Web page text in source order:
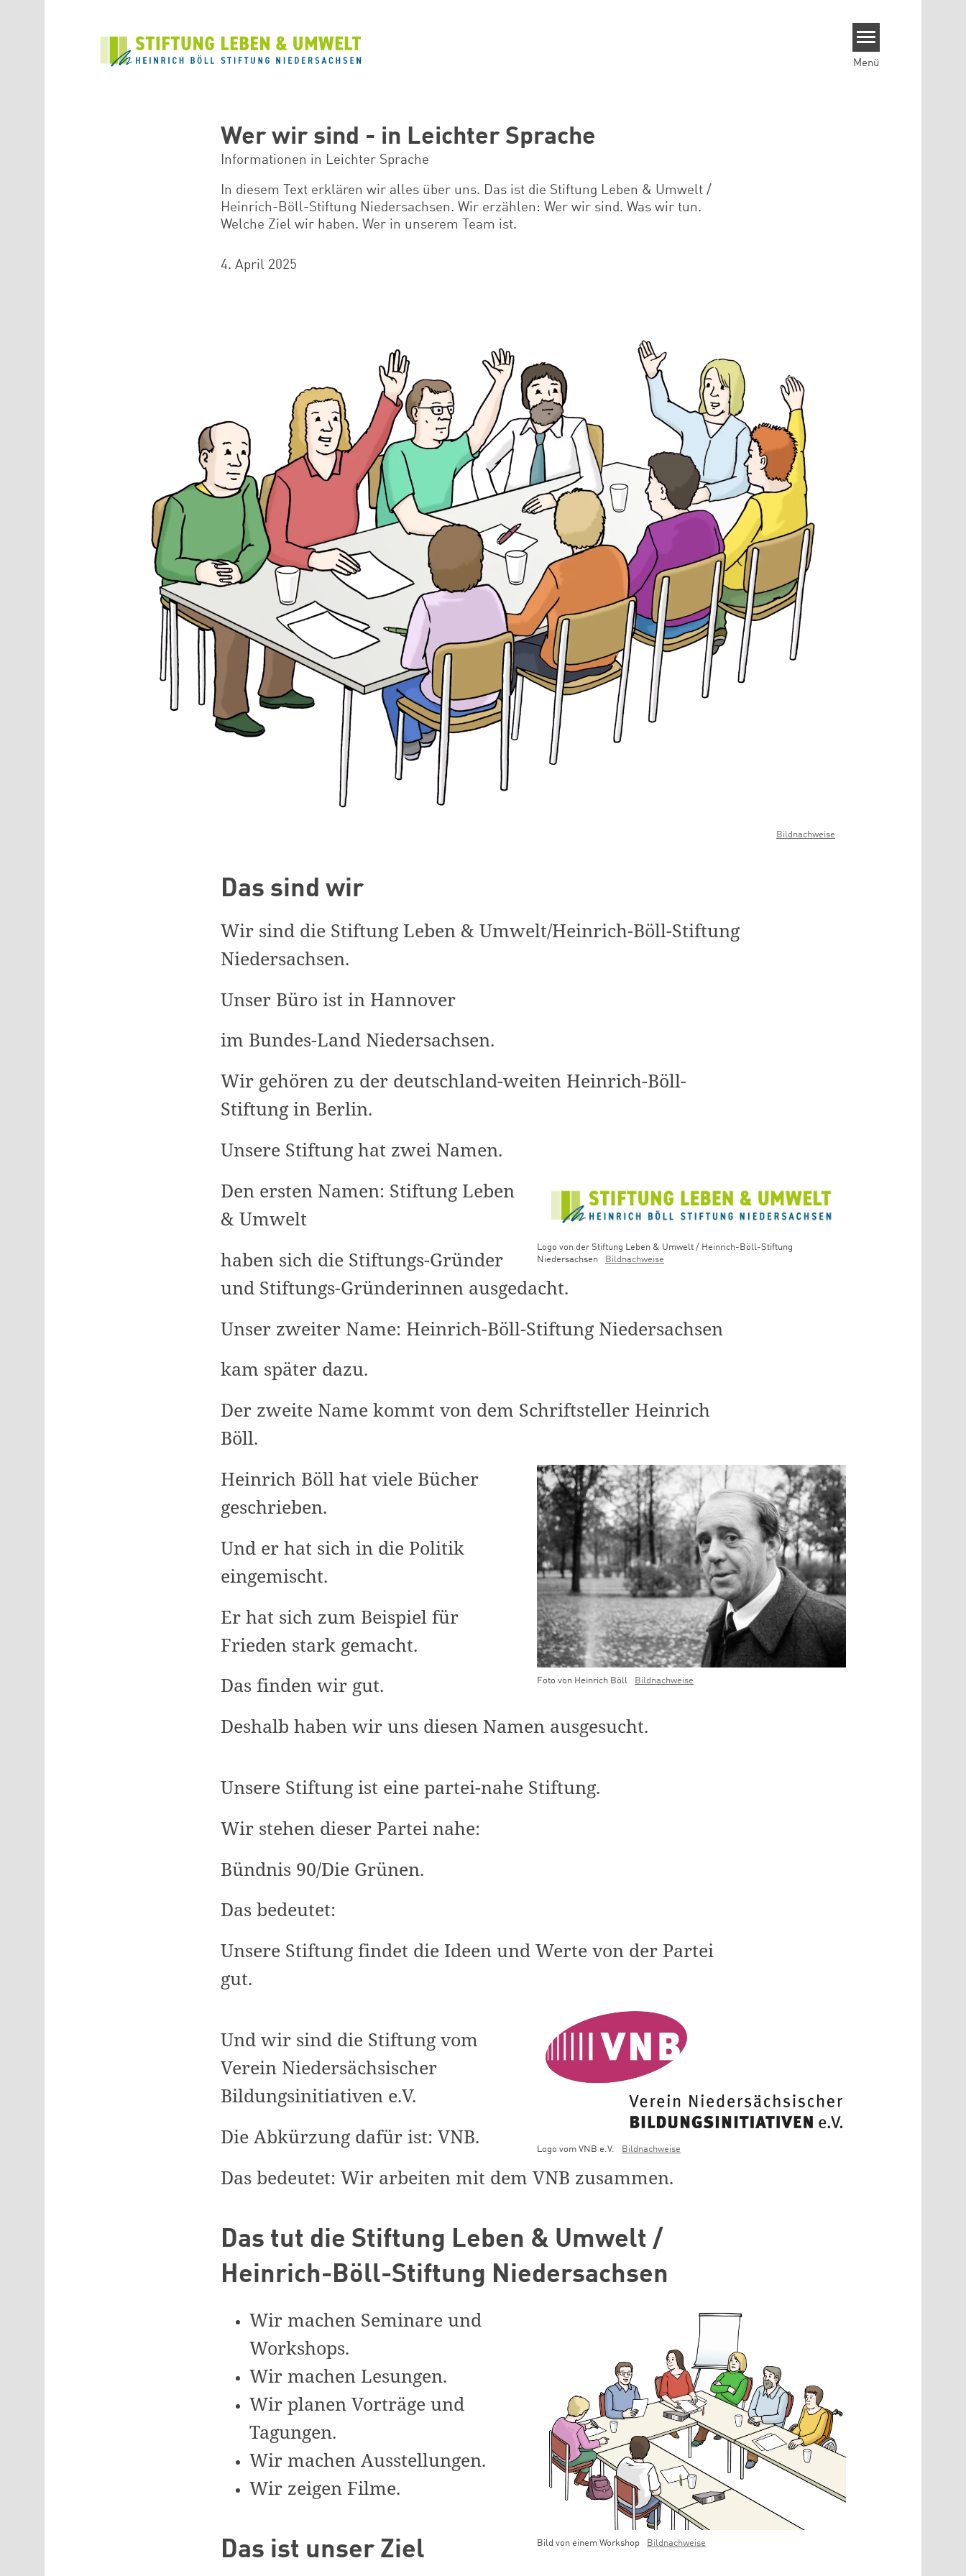
Menü
Wer wir sind - in Leichter Sprache
Informationen in Leichter Sprache
In diesem Text erklären wir alles über uns. Das ist die Stiftung Leben & Umwelt /
Heinrich-Böll-Stiftung Niedersachsen. Wir erzählen: Wer wir sind. Was wir tun.
Welche Ziel wir haben. Wer in unserem Team ist.
4. April 2025
Bildnachweise
Das sind wir
Wir sind die Stiftung Leben & Umwelt/Heinrich-Böll-Stiftung
Niedersachsen.
Unser Büro ist in Hannover
im Bundes-Land Niedersachsen.
Wir gehören zu der deutschland-weiten Heinrich-Böll-
Stiftung in Berlin.
Unsere Stiftung hat zwei Namen.
Logo von der Stiftung Leben & Umwelt / Heinrich-Böll-Stiftung
Niedersachsen
Bildnachweise
Den ersten Namen: Stiftung Leben
& Umwelt
haben sich die Stiftungs-Gründer
und Stiftungs-Gründerinnen ausgedacht.
Unser zweiter Name: Heinrich-Böll-Stiftung Niedersachsen
kam später dazu.
Der zweite Name kommt von dem Schriftsteller Heinrich
Böll.
Foto von Heinrich Böll Bildnachweise
Heinrich Böll hat viele Bücher
geschrieben.
Und er hat sich in die Politik
eingemischt.
Er hat sich zum Beispiel für
Frieden stark gemacht.
Das finden wir gut.
Deshalb haben wir uns diesen Namen ausgesucht.
Unsere Stiftung ist eine partei-nahe Stiftung.
Wir stehen dieser Partei nahe:
Bündnis 90/Die Grünen.
Das bedeutet:
Unsere Stiftung findet die Ideen und Werte von der Partei
gut.
Logo vom VNB e.V. Bildnachweise
Und wir sind die Stiftung vom
Verein Niedersächsischer
Bildungsinitiativen e.V.
Die Abkürzung dafür ist: VNB.
Das bedeutet: Wir arbeiten mit dem VNB zusammen.
Das tut die Stiftung Leben & Umwelt /
Heinrich-Böll-Stiftung Niedersachsen
Bild von einem Workshop Bildnachweise
Wir machen Seminare und
Workshops.
Wir machen Lesungen.
Wir planen Vorträge und
Tagungen.
Wir machen Ausstellungen.
Wir zeigen Filme.
Das ist unser Ziel